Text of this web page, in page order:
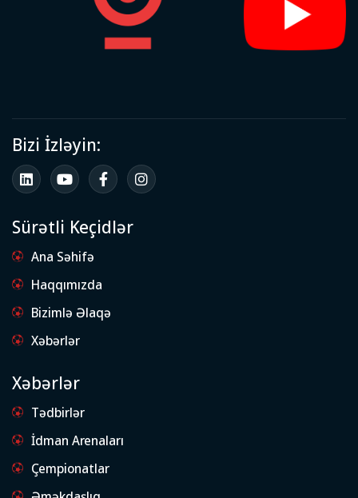
Bizi İzləyin:
Sürətli Keçidlər
Ana Səhifə
Haqqımızda
Bizimlə Əlaqə
Xəbərlər
Xəbərlər
Tədbirlər
İdman Arenaları
Çempionatlar